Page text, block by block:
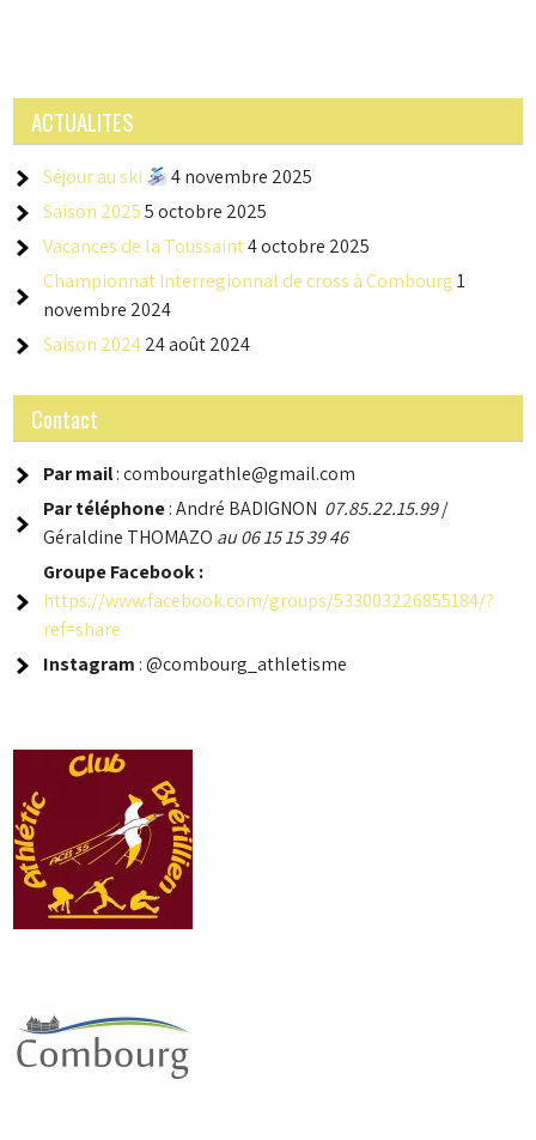
ACTUALITES
Séjour au ski
4 novembre 2025
Saison 2025 5 octobre 2025
Vacances de la Toussaint4 octobre 2025
Championnat Interregionnal de cross à Combourg 1
novembre 2024
Saison 202424 août 2024
Contact
Par mail: combourgathle@gmail.com
Par téléphone: André BADIGNON 07.85.22.15.99/
Géraldine THOMAZO au 06 15 15 39 46
GroupeFacebook :
https://www.facebook.com/groups/533003226855184/?
ref=share
Instagram : @combourg_athletisme